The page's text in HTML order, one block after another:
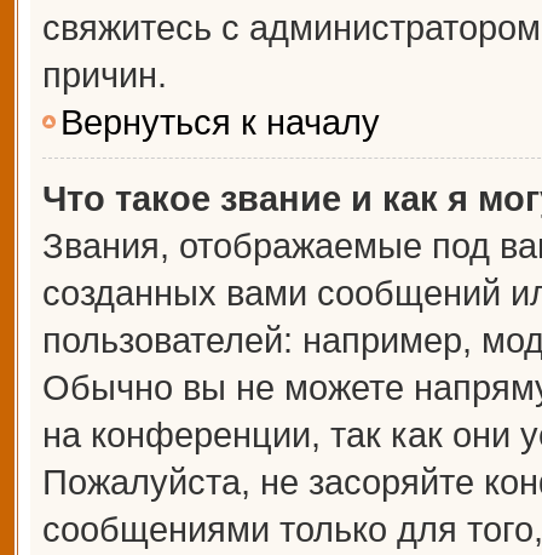
свяжитесь с
причин.
Вернуться к началу
Что такое звание и как я
Звания, отображаемые под
созданных вами сообщений
пользователей: например,
Обычно вы не можете
на конференции, так как они
Пожалуйста, не засоряйте
сообщениями только для